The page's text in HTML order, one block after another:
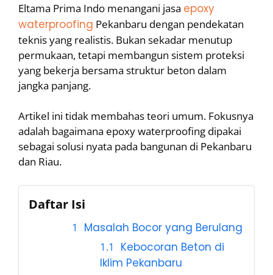
Eltama Prima Indo menangani jasa epoxy
waterproofing Pekanbaru dengan pendekatan
teknis yang realistis. Bukan sekadar menutup
permukaan, tetapi membangun sistem proteksi
yang bekerja bersama struktur beton dalam
jangka panjang.
Artikel ini tidak membahas teori umum. Fokusnya
adalah bagaimana epoxy waterproofing dipakai
sebagai solusi nyata pada bangunan di Pekanbaru
dan Riau.
Daftar Isi
Masalah Bocor yang Berulang
Kebocoran Beton di
Iklim Pekanbaru